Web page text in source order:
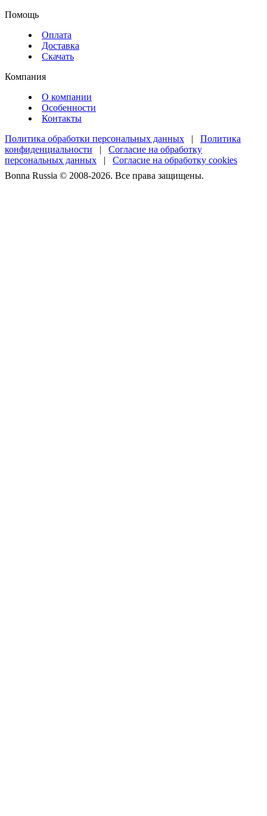
Помощь
Оплата
Доставка
Скачать
Компания
О компании
Особенности
Контакты
Политика обработки персональных данных | Политика
конфиденциальности | Согласие на обработку
персональных данных | Согласие на обработку cookies
Bonna Russia © 2008-2026. Все права защищены.